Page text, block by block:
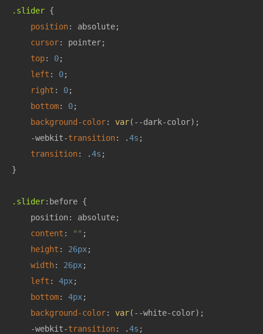
.slider {
position: absolute;
cursor: pointer;
top: 0;
left : 0;
right : 0;
bottom: 0;
background-color: var(--dark-color);
    -webkit-
transition: .4s ;
transition: .4s ;
}
.slider:before {
    position: absolute;
content : "" ;
height : 26px;
width: 26px;
left : 4px;
bottom: 4px;
background-color: var(--white-color);
    -webkit-
transition: .4s ;